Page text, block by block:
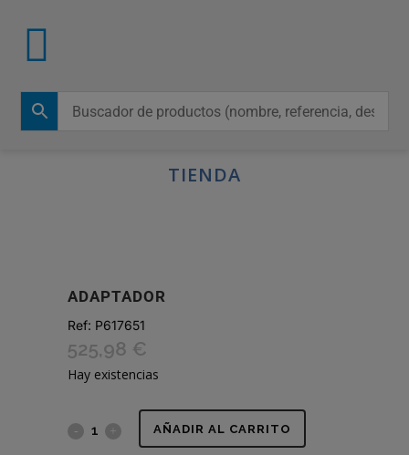
TIENDA
ADAPTADOR
Ref: P617651
525,98 €
Hay existencias
ADAPTADOR AÑADIR AL CARRITO